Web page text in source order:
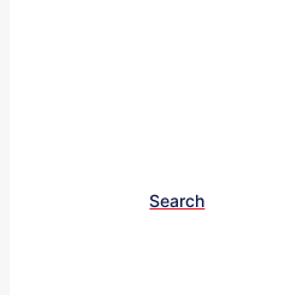
Search